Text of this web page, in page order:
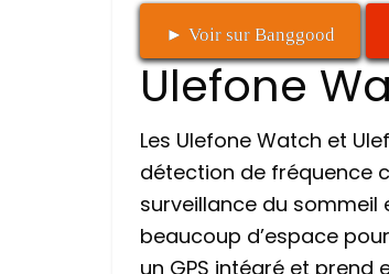
► Voir sur Banggood
Ulefone
Les Ulefone Watch et
détection de fréquence
surveillance du sommeil
beaucoup d’espace
un GPS intégré et